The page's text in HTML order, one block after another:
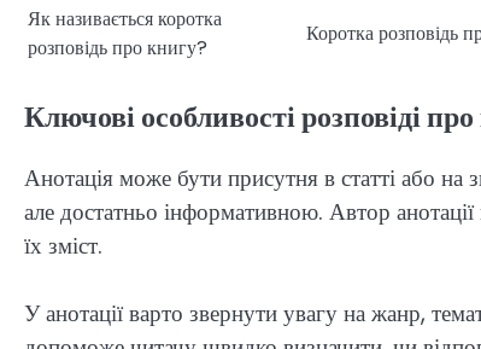
Як називається коротка
розповідь про книгу?
Коротка розповідь
Ключові особливості розповіді
Анотація може бути присутня в статті або
але достатньо інформативною. Автор
їх зміст.
У анотації варто звернути увагу на жанр,